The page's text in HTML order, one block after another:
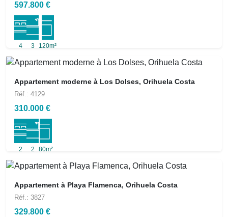
597.800 €
4 3 120m²
Appartement moderne à Los Dolses, Orihuela Costa
Réf.: 4129
310.000 €
2 2 80m²
Appartement à Playa Flamenca, Orihuela Costa
Réf.: 3827
329.800 €